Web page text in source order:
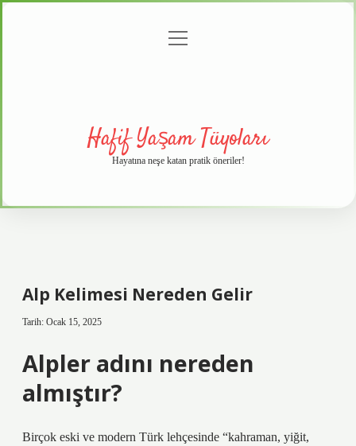
menüyü
Hafif Yaşam Tüyoları
Hayatına neşe katan pratik öneriler!
Alp Kelimesi Nereden Gelir
Tarih: Ocak 15, 2025
Alpler adını nereden
almıştır?
Birçok eski ve modern Türk lehçesinde “kahraman, yiğit,